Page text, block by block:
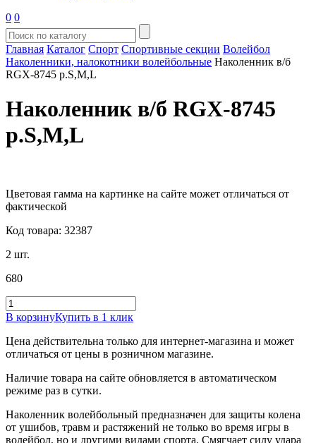
0 0
Главная Каталог Спорт Спортивные секции Волейбол
Наколенники, налокотники волейбольные Наколенник в/б
RGX-8745 р.S,M,L
Наколенник в/б RGX-8745
р.S,M,L
Цветовая гамма на картинке на сайте может отличаться от
фактической
Код товара: 32387
2 шт.
680
В корзинуКупить в 1 клик
Цена действительна только для интернет-магазина и может
отличаться от цены в розничном магазине.
Наличие товара на сайте обновляется в автоматическом
режиме раз в сутки.
Наколенник волейбольный предназначен для защиты колена
от ушибов, травм и растяжений не только во время игры в
волейбол, но и другими видами спорта. Смягчает силу удара